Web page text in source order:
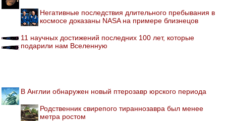
Негативные последствия длительного пребывания в
космосе доказаны NASA на примере близнецов
11 научных достижений последних 100 лет, которые
подарили нам Вселенную
В Англии обнаружен новый птерозавр юрского периода
Родственник свирепого тираннозавра был менее
метра ростом